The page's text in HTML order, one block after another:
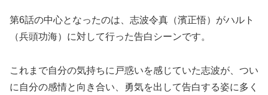
第6話の中心となったのは、志波令真（濱正悟）がハルト
（兵頭功海）に対して行った告白シーンです。
これまで自分の気持ちに戸惑いを感じていた志波が、つい
に自分の感情と向き合い、勇気を出して告白する姿に多く